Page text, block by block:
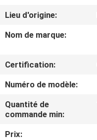
AU
DE
NOUS
VISITE
D'USINE
Lieu d'origine:
Nom de marque:
Certification:
Numéro de modèle:
Quantité de
commande min:
Prix: